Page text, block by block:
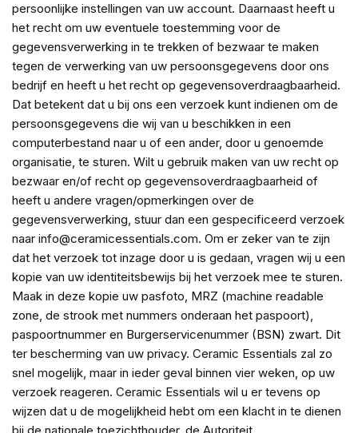
persoonlijke instellingen van uw account. Daarnaast heeft u
het recht om uw eventuele toestemming voor de
gegevensverwerking in te trekken of bezwaar te maken
tegen de verwerking van uw persoonsgegevens door ons
bedrijf en heeft u het recht op gegevensoverdraagbaarheid.
Dat betekent dat u bij ons een verzoek kunt indienen om de
persoonsgegevens die wij van u beschikken in een
computerbestand naar u of een ander, door u genoemde
organisatie, te sturen. Wilt u gebruik maken van uw recht op
bezwaar en/of recht op gegevensoverdraagbaarheid of
heeft u andere vragen/opmerkingen over de
gegevensverwerking, stuur dan een gespecificeerd verzoek
naar info@ceramicessentials.com. Om er zeker van te zijn
dat het verzoek tot inzage door u is gedaan, vragen wij u een
kopie van uw identiteitsbewijs bij het verzoek mee te sturen.
Maak in deze kopie uw pasfoto, MRZ (machine readable
zone, de strook met nummers onderaan het paspoort),
paspoortnummer en Burgerservicenummer (BSN) zwart. Dit
ter bescherming van uw privacy. Ceramic Essentials zal zo
snel mogelijk, maar in ieder geval binnen vier weken, op uw
verzoek reageren. Ceramic Essentials wil u er tevens op
wijzen dat u de mogelijkheid hebt om een klacht in te dienen